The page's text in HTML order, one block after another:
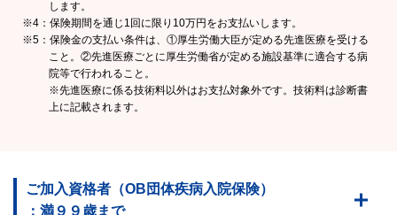
します。
※4：保険期間を通じ1回に限り10万円をお支払いします。
※5：保険金の支払い条件は、①厚生労働大臣が定める先進医療を受ける
こと。②先進医療ごとに厚生労働省が定める施設基準に適合する病
院等で行われること。
※先進医療に係る技術料以外はお支払対象外です。技術料は診断書
上に記載されます。
ご加入資格者（OB団体疾病入院保険）
：満９９歳まで